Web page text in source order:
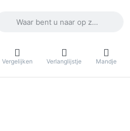
Vergelijken Verlanglijstje Mandje